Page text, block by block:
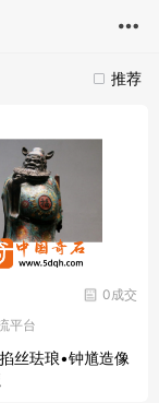
推荐
0成交
平台
丝珐琅•钟馗造像